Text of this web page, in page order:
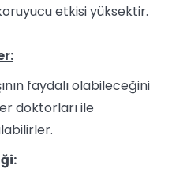
etkisi yüksektir.
faydalı olabileceğini
doktorları ile